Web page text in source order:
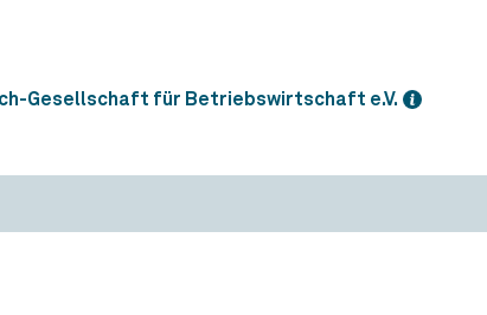
Gesellschaft für Betriebswirtschaft e.V.